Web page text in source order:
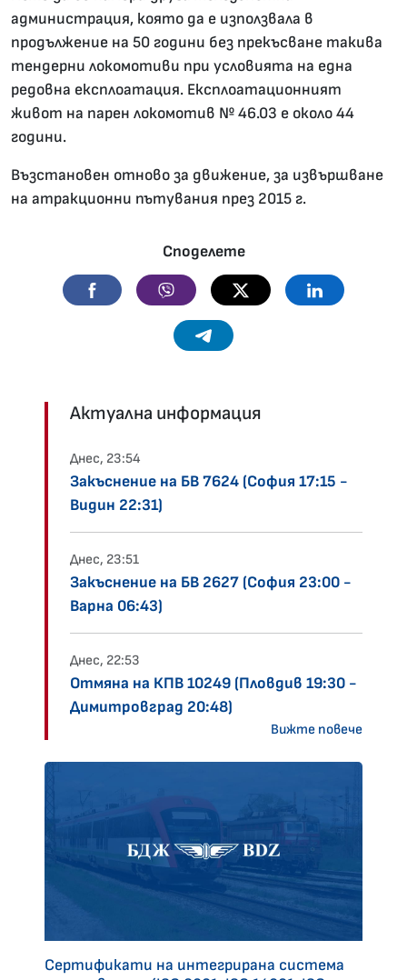
администрация, която да е използвала в
продължение на 50 години без прекъсване такива
тендерни локомотиви при условията на една
редовна експлоатация. Експлоатационният
живот на парен локомотив № 46.03 е около 44
години.
Възстановен отново за движение, за извършване
на атракционни пътувания през 2015 г.
Споделете
Facebook Viber Twitter Linkedin
Telegram
Актуална информация
Днес, 23:54
Закъснение на БВ 7624 (София 17:15 -
Видин 22:31)
Днес, 23:51
Закъснение на БВ 2627 (София 23:00 -
Варна 06:43)
Днес, 22:53
Отмяна на КПВ 10249 (Пловдив 19:30 -
Димитровград 20:48)
Вижте повече
Сертификати на интегрирана система